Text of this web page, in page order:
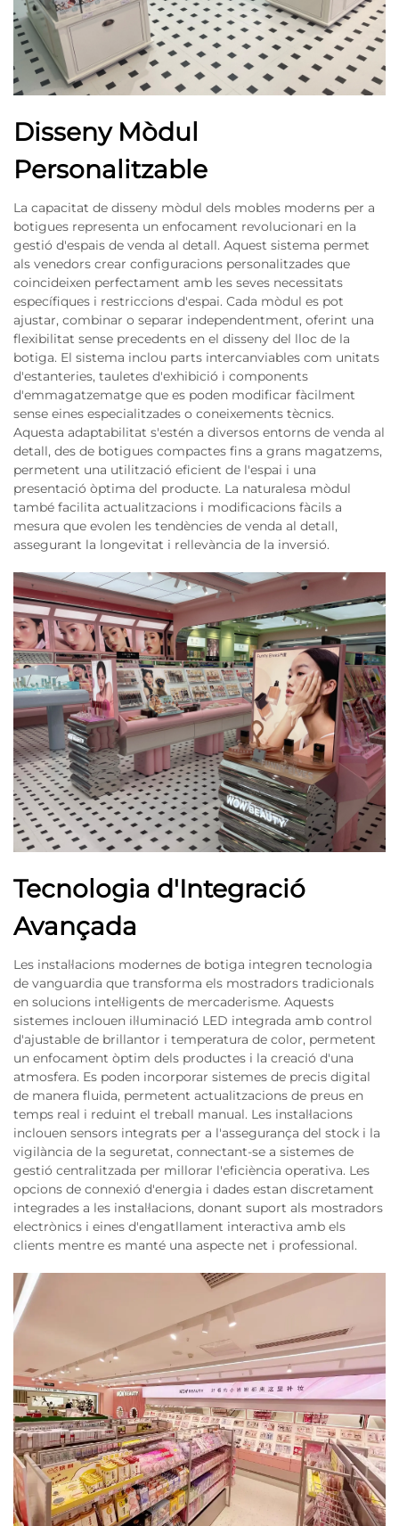
Disseny Mòdul
Personalitzable
La capacitat de disseny mòdul dels mobles moderns per a
botigues representa un enfocament revolucionari en la
gestió d'espais de venda al detall. Aquest sistema permet
als venedors crear configuracions personalitzades que
coincideixen perfectament amb les seves necessitats
específiques i restriccions d'espai. Cada mòdul es pot
ajustar, combinar o separar independentment, oferint una
flexibilitat sense precedents en el disseny del lloc de la
botiga. El sistema inclou parts intercanviables com unitats
d'estanteries, tauletes d'exhibició i components
d'emmagatzematge que es poden modificar fàcilment
sense eines especialitzades o coneixements tècnics.
Aquesta adaptabilitat s'estén a diversos entorns de venda al
detall, des de botigues compactes fins a grans magatzems,
permetent una utilització eficient de l'espai i una
presentació òptima del producte. La naturalesa mòdul
també facilita actualitzacions i modificacions fàcils a
mesura que evolen les tendències de venda al detall,
assegurant la longevitat i rellevància de la inversió.
Tecnologia d'Integració
Avançada
Les instal·lacions modernes de botiga integren tecnologia
de vanguardia que transforma els mostradors tradicionals
en solucions intel·ligents de mercaderisme. Aquests
sistemes inclouen il·luminació LED integrada amb control
d'ajustable de brillantor i temperatura de color, permetent
un enfocament òptim dels productes i la creació d'una
atmosfera. Es poden incorporar sistemes de precis digital
de manera fluida, permetent actualitzacions de preus en
temps real i reduint el treball manual. Les instal·lacions
inclouen sensors integrats per a l'assegurança del stock i la
vigilància de la seguretat, connectant-se a sistemes de
gestió centralitzada per millorar l'eficiència operativa. Les
opcions de connexió d'energia i dades estan discretament
integrades a les instal·lacions, donant suport als mostradors
electrònics i eines d'engatllament interactiva amb els
clients mentre es manté una aspecte net i professional.